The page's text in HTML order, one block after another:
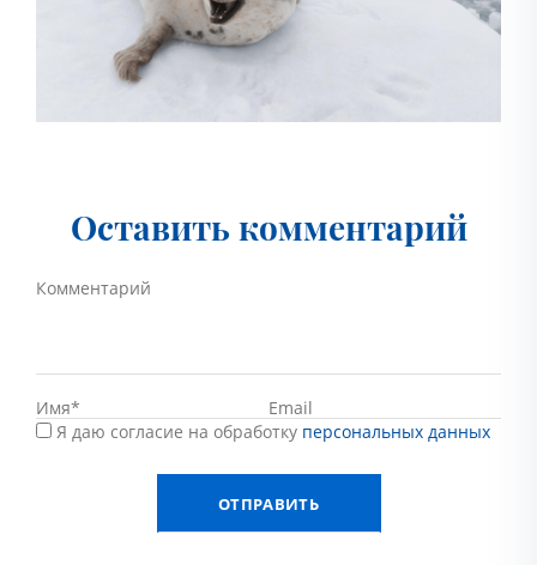
Оставить комментарий
Я даю согласие на обработку персональных данных